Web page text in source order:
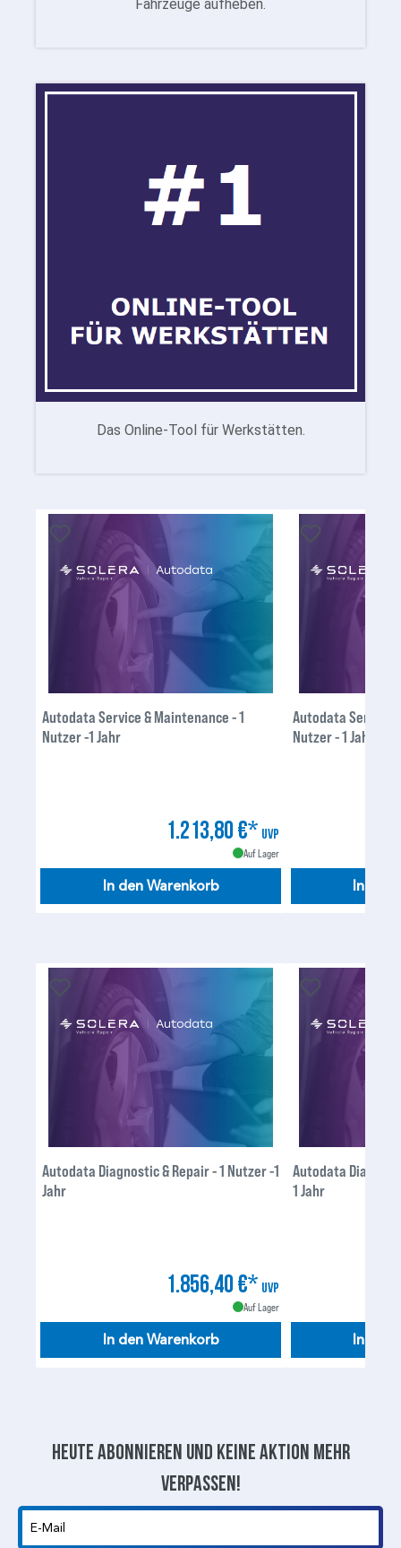
Fahrzeuge aufheben.
Das Online-Tool für Werkstätten.
Autodata Service & Maintenance - 1
Nutzer -1 Jahr
1.213,80 €* UVP
Auf Lager
In den Warenkorb
Autodata Service
Nutzer - 1 Jahr
In den
Autodata Diagnostic & Repair - 1 Nutzer -1
Jahr
1.856,40 €* UVP
Auf Lager
In den Warenkorb
Autodata
1 Jahr
In den
Heute abonnieren und keine aktion mehr
verpassen!